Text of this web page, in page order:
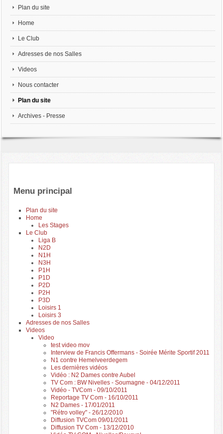
Plan du site
Home
Le Club
Adresses de nos Salles
Videos
Nous contacter
Plan du site
Archives - Presse
Menu principal
Plan du site
Home
Les Stages
Le Club
Liga B
N2D
N1H
N3H
P1H
P1D
P2D
P2H
P3D
Loisirs 1
Loisirs 3
Adresses de nos Salles
Videos
Video
test video mov
Interview de Francis Offermans - Soirée Mérite Sportif 2011
N1 contre Hemelveerdegem
Les dernières vidéos
Vidéo : N2 Dames contre Aubel
TV Com : BW Nivelles - Soumagne - 04/12/2011
Vidéo - TVCom - 09/10/2011
Reportage TV Com - 16/10/2011
N2 Dames - 17/01/2011
"Rétro volley" - 26/12/2010
Diffusion TVCom 09/01/2011
Diffusion TV Com - 13/12/2010